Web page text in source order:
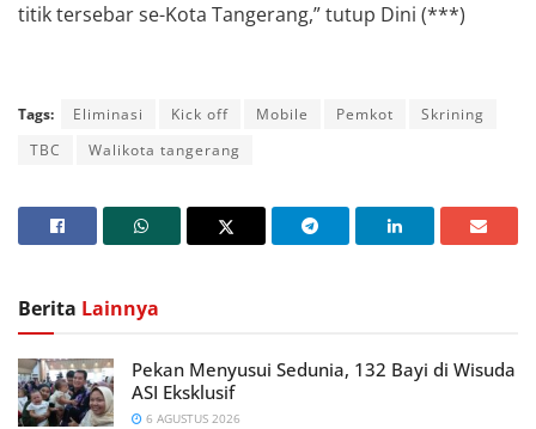
titik tersebar se-Kota Tangerang,” tutup Dini (***)
Tags: Eliminasi Kick off Mobile Pemkot
Skrining
TBC
Walikota tangerang
Berita Lainnya
Pekan Menyusui Sedunia, 132 Bayi di Wisuda
ASI Eksklusif
6 AGUSTUS 2026